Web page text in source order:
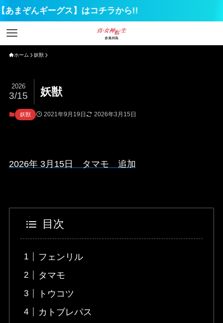
ホーム 妖獣
妖獣
2026
3/15
妖獣 2021年9月19日 2026年3月15日
2026年 3月15日 タマモ 追加
目次
フェンリル
タマモ
トウコツ
カトブレパス